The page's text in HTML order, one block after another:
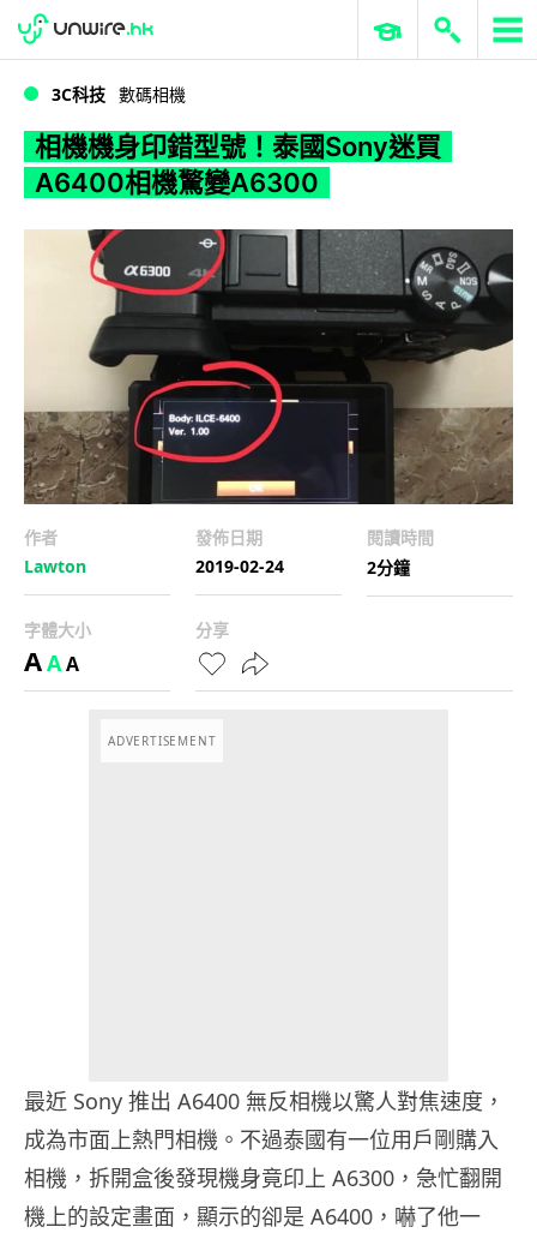
WWDC 2026 ERP 與商業 AI
3C科技 數碼相機
相機機身印錯型號！泰國Sony迷買
A6400相機驚變A6300
作者
Lawton
發佈日期
2019-02-24
閱讀時間
2分鐘
字體大小
AAA
分享
ADVERTISEMENT
最近 Sony 推出 A6400 無反相機以驚人對焦速度，
成為市面上熱門相機。不過泰國有一位用戶剛購入
相機，拆開盒後發現機身竟印上 A6300，急忙翻開
機上的設定畫面，顯示的卻是 A6400，嚇了他一